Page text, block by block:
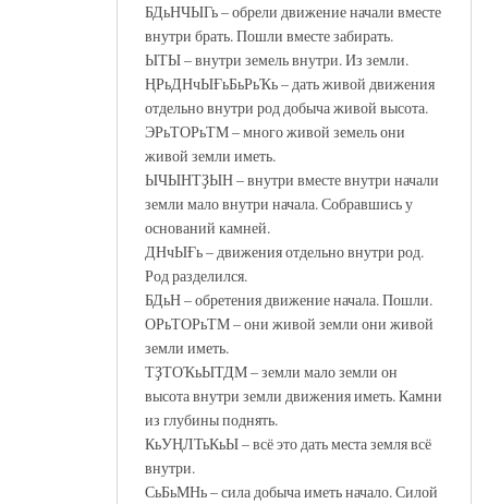
БДьНЧЫГь – обрели движение начали вместе
внутри брать. Пошли вместе забирать.
ЫТЫ – внутри земель внутри. Из земли.
ҢРьДНчЫҒьБьРьҠь – дать живой движения
отдельно внутри род добыча живой высота.
ЭРьТОРьТМ – много живой земель они
живой земли иметь.
ЫЧЫНТҘЫН – внутри вместе внутри начали
земли мало внутри начала. Собравшись у
оснований камней.
ДНчЫҒь – движения отдельно внутри род.
Род разделился.
БДьН – обретения движение начала. Пошли.
ОРьТОРьТМ – они живой земли они живой
земли иметь.
ТҘТОҠьЫТДМ – земли мало земли он
высота внутри земли движения иметь. Камни
из глубины поднять.
КьУҢЛТьКьЫ – всё это дать места земля всё
внутри.
СьБьМНь – сила добыча иметь начало. Силой